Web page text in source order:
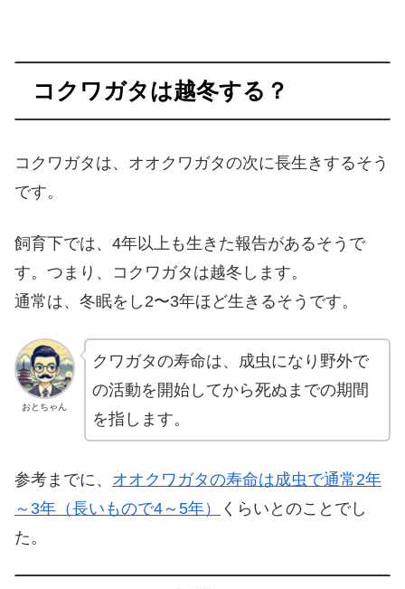
コクワガタは越冬する？
コクワガタは、オオクワガタの次に長生きするそう
です。
飼育下では、4年以上も生きた報告があるそうで
す。つまり、コクワガタは越冬します。
通常は、冬眠をし2〜3年ほど生きるそうです。
おとちゃん
クワガタの寿命は、成虫になり野外で
の活動を開始してから死ぬまでの期間
を指します。
参考までに、 オオクワガタの寿命は成虫で通常2年
～3年（長いもので4～5年）
くらいとのことでし
た。